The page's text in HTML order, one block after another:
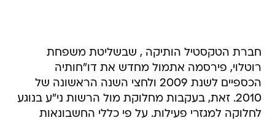
חברת הטקסטיל הותיקה , שבשליטת משפחת
רוטלוי, פירסמה אתמול מחדש את דו"חותיה
הכספיים לשנת 2009 ולחצי השנה הראשונה של
2010. זאת, בעקבות מחלוקת מול הרשות ני"ע בנוגע
לחלוקה למגזרי פעילות. על פי כללי החשבונאות